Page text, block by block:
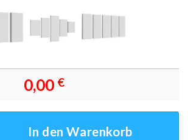
0,00 €
In den Warenkorb